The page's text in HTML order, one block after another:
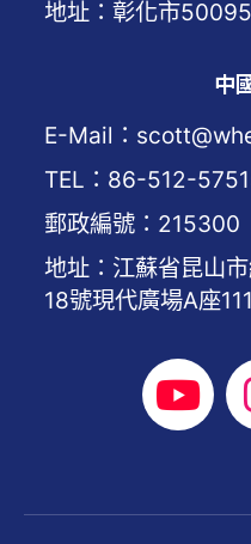
地址：彰化市
中
E-Mail：
TEL：86-512-
郵政編號：215300
地址：江蘇省昆山
18號現代廣場A座